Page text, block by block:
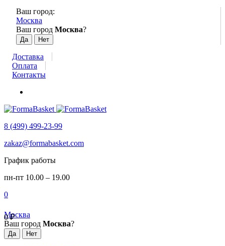
Ваш город:
Москва
Ваш город Москва?
Доставка
Оплата
Контакты
8 (499) 499-23-99
zakaz@formabasket.com
График работы
пн-пт 10.00 – 19.00
0
0₽
Москва
Ваш город Москва?